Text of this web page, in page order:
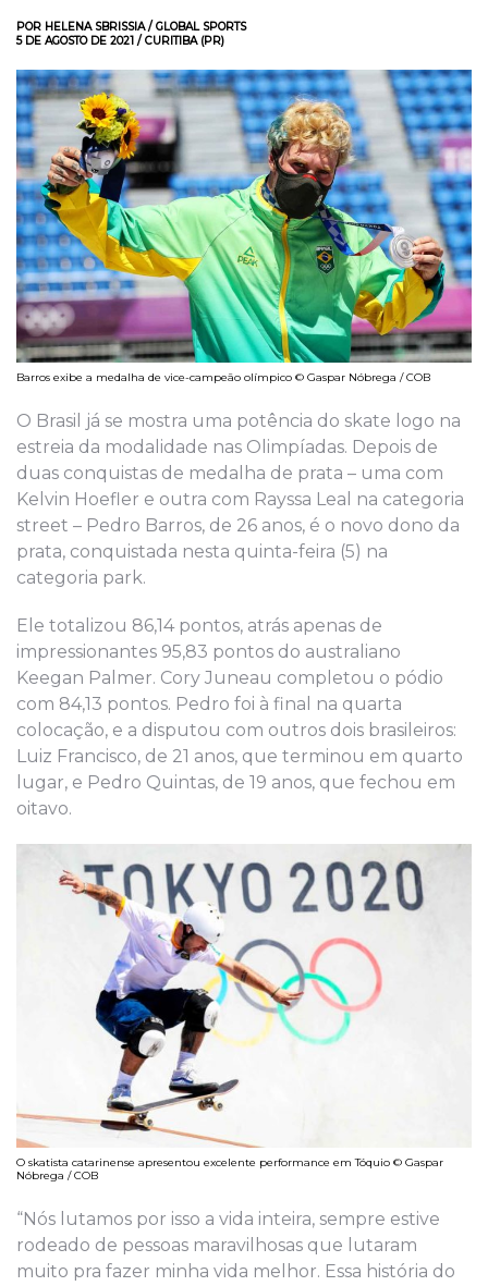
POR HELENA SBRISSIA / GLOBAL SPORTS
5 DE AGOSTO DE 2021 / CURITIBA (PR)
Barros exibe a medalha de vice-campeão olímpico © Gaspar Nóbrega / COB
O Brasil já se mostra uma potência do skate logo na
estreia da modalidade nas Olimpíadas. Depois de
duas conquistas de medalha de prata – uma com
Kelvin Hoefler e outra com Rayssa Leal na categoria
street – Pedro Barros, de 26 anos, é o novo dono da
prata, conquistada nesta quinta-feira (5) na
categoria park.
Ele totalizou 86,14 pontos, atrás apenas de
impressionantes 95,83 pontos do australiano
Keegan Palmer. Cory Juneau completou o pódio
com 84,13 pontos. Pedro foi à final na quarta
colocação, e a disputou com outros dois brasileiros:
Luiz Francisco, de 21 anos, que terminou em quarto
lugar, e Pedro Quintas, de 19 anos, que fechou em
oitavo.
O skatista catarinense apresentou excelente performance em Tóquio © Gaspar
Nóbrega / COB
“Nós lutamos por isso a vida inteira, sempre estive
rodeado de pessoas maravilhosas que lutaram
muito pra fazer minha vida melhor. Essa história do